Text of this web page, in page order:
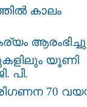
കാലം
ആരംഭിച്ചു
യൂണി
പി.
70